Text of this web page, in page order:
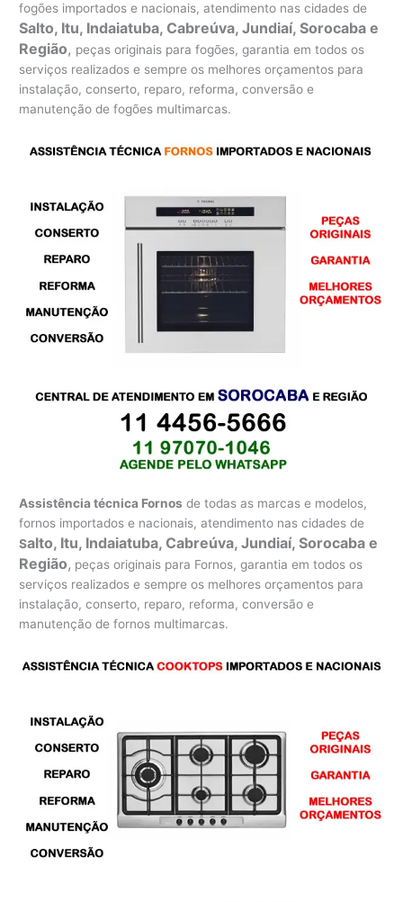
fogões importados e nacionais, atendimento nas cidades de
Salto, Itu, Indaiatuba, Cabreúva, Jundiaí, Sorocaba e
Região, peças originais para fogões, garantia em todos os
serviços realizados e sempre os melhores orçamentos para
instalação, conserto, reparo, reforma, conversão e
manutenção de fogões multimarcas.
Assistência técnica Fornos de todas as marcas e modelos,
fornos importados e nacionais, atendimento nas cidades de
Salto, Itu, Indaiatuba, Cabreúva, Jundiaí, Sorocaba e
Região, peças originais para Fornos, garantia em todos os
serviços realizados e sempre os melhores orçamentos para
instalação, conserto, reparo, reforma, conversão e
manutenção de fornos multimarcas.